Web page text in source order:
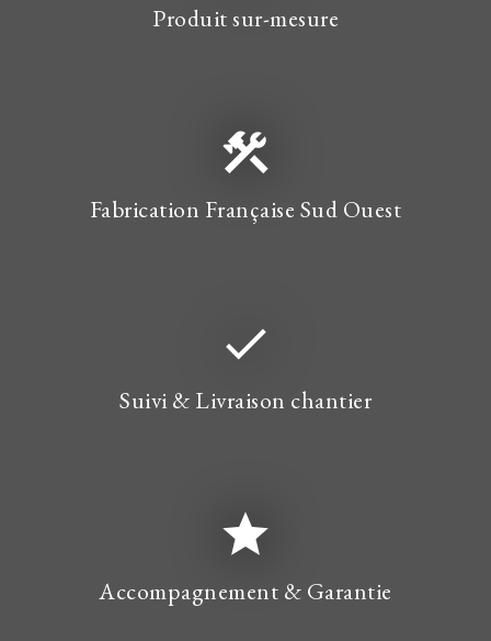
Produit sur-mesure
construction
Fabrication Française Sud Ouest
done
Suivi & Livraison chantier
star
Accompagnement & Garantie